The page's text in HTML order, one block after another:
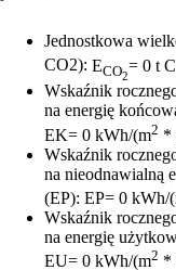
Jednostkowa
CO2): ECO2
= 0 t
Wskaźnik
na energię
EK= 0 kWh/(m2 *
Wskaźnik
na nieodnawialną
(EP): EP= 0 kWh/
Wskaźnik
na energię
EU= 0 kWh/(m2 *